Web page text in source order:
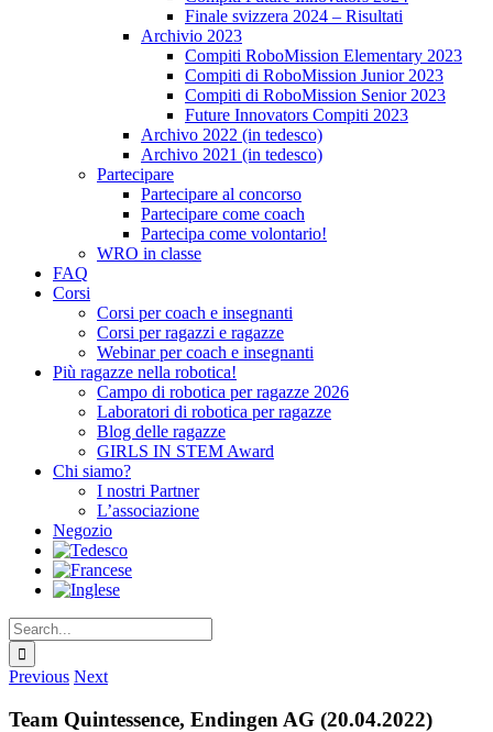
Finale svizzera 2024 – Risultati
Archivio 2023
Compiti RoboMission Elementary 2023
Compiti di RoboMission Junior 2023
Compiti di RoboMission Senior 2023
Future Innovators Compiti 2023
Archivo 2022 (in tedesco)
Archivo 2021 (in tedesco)
Partecipare
Partecipare al concorso
Partecipare come coach
Partecipa come volontario!
WRO in classe
FAQ
Corsi
Corsi per coach e insegnanti
Corsi per ragazzi e ragazze
Webinar per coach e insegnanti
Più ragazze nella robotica!
Campo di robotica per ragazze 2026
Laboratori di robotica per ragazze
Blog delle ragazze
GIRLS IN STEM Award
Chi siamo?
I nostri Partner
L’associazione
Negozio
Search
for:
Previous Next
Team Quintessence, Endingen AG (20.04.2022)